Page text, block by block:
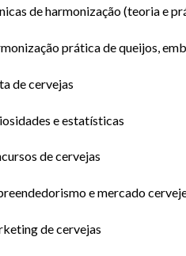
de harmonização (teoria e
prática de queijos,
de cervejas
e estatísticas
de cervejas
e mercado
de cervejas